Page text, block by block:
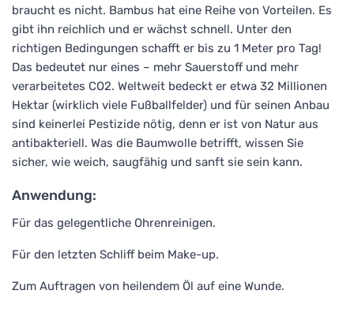
braucht es nicht. Bambus hat eine Reihe von Vorteilen. Es
gibt ihn reichlich und er wächst schnell. Unter den
richtigen Bedingungen schafft er bis zu 1 Meter pro Tag!
Das bedeutet nur eines – mehr Sauerstoff und mehr
verarbeitetes CO2. Weltweit bedeckt er etwa 32 Millionen
Hektar (wirklich viele Fußballfelder) und für seinen Anbau
sind keinerlei Pestizide nötig, denn er ist von Natur aus
antibakteriell. Was die Baumwolle betrifft, wissen Sie
sicher, wie weich, saugfähig und sanft sie sein kann.
Anwendung:
Für das gelegentliche Ohrenreinigen.
Für den letzten Schliff beim Make-up.
Zum Auftragen von heilendem Öl auf eine Wunde.